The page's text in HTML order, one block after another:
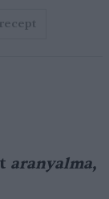
recept
aranyalma,